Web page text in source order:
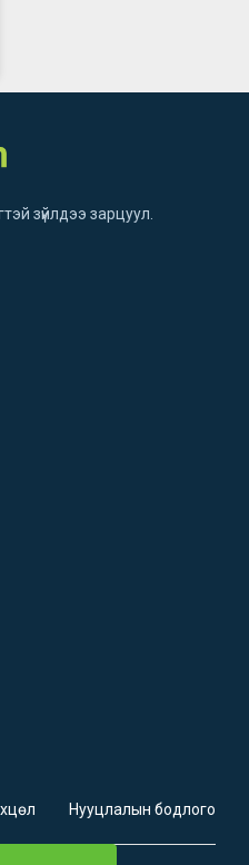
зүйлдээ зарцуул.
Нууцлалын бодлого